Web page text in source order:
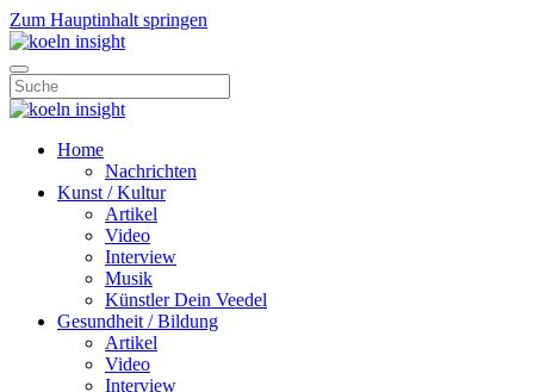
Zum Hauptinhalt springen
Home
Nachrichten
Kunst / Kultur
Artikel
Video
Interview
Musik
Künstler Dein Veedel
Gesundheit / Bildung
Artikel
Video
Interview